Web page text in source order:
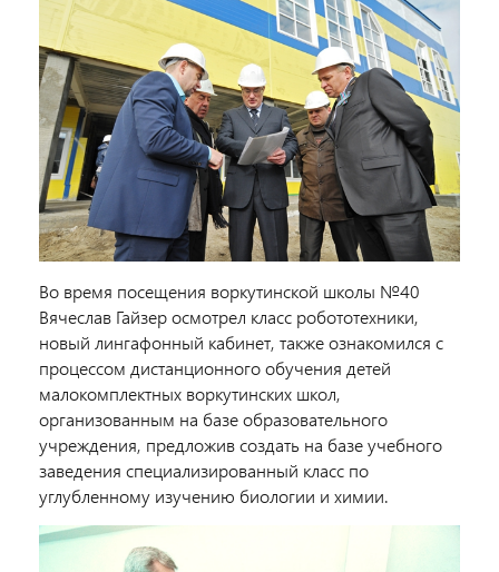
Во время посещения воркутинской школы №40
Вячеслав Гайзер осмотрел класс робототехники,
новый лингафонный кабинет, также ознакомился с
процессом дистанционного обучения детей
малокомплектных воркутинских школ,
организованным на базе образовательного
учреждения, предложив создать на базе учебного
заведения специализированный класс по
углубленному изучению биологии и химии.